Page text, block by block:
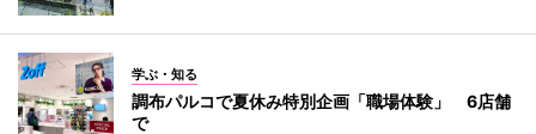
学ぶ・知る
調布パルコで夏休み特別企画「職場体験」 6店舗
で